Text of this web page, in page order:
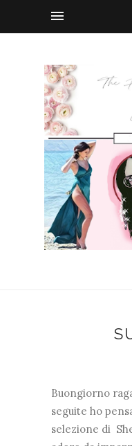
Buongiorno
seguite ho
selezione di